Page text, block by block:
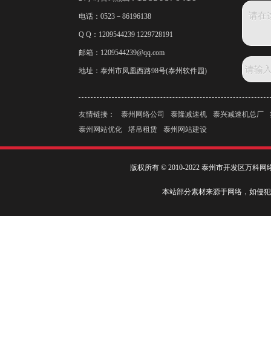
电话： 0523－86196138
Q Q：1209544239 1229728191
邮箱： 1209544239@qq.com
地址：泰州市凤凰西路98号(泰州软件园)
友情链接： 泰州网络公司 泰隆减速机 泰兴减速机总厂
泰州网站优化
塔吊租赁 泰州网站建设
版权所有 © 2010-2022 泰州市开发区万科网
本站部分素材来源于网络，如侵